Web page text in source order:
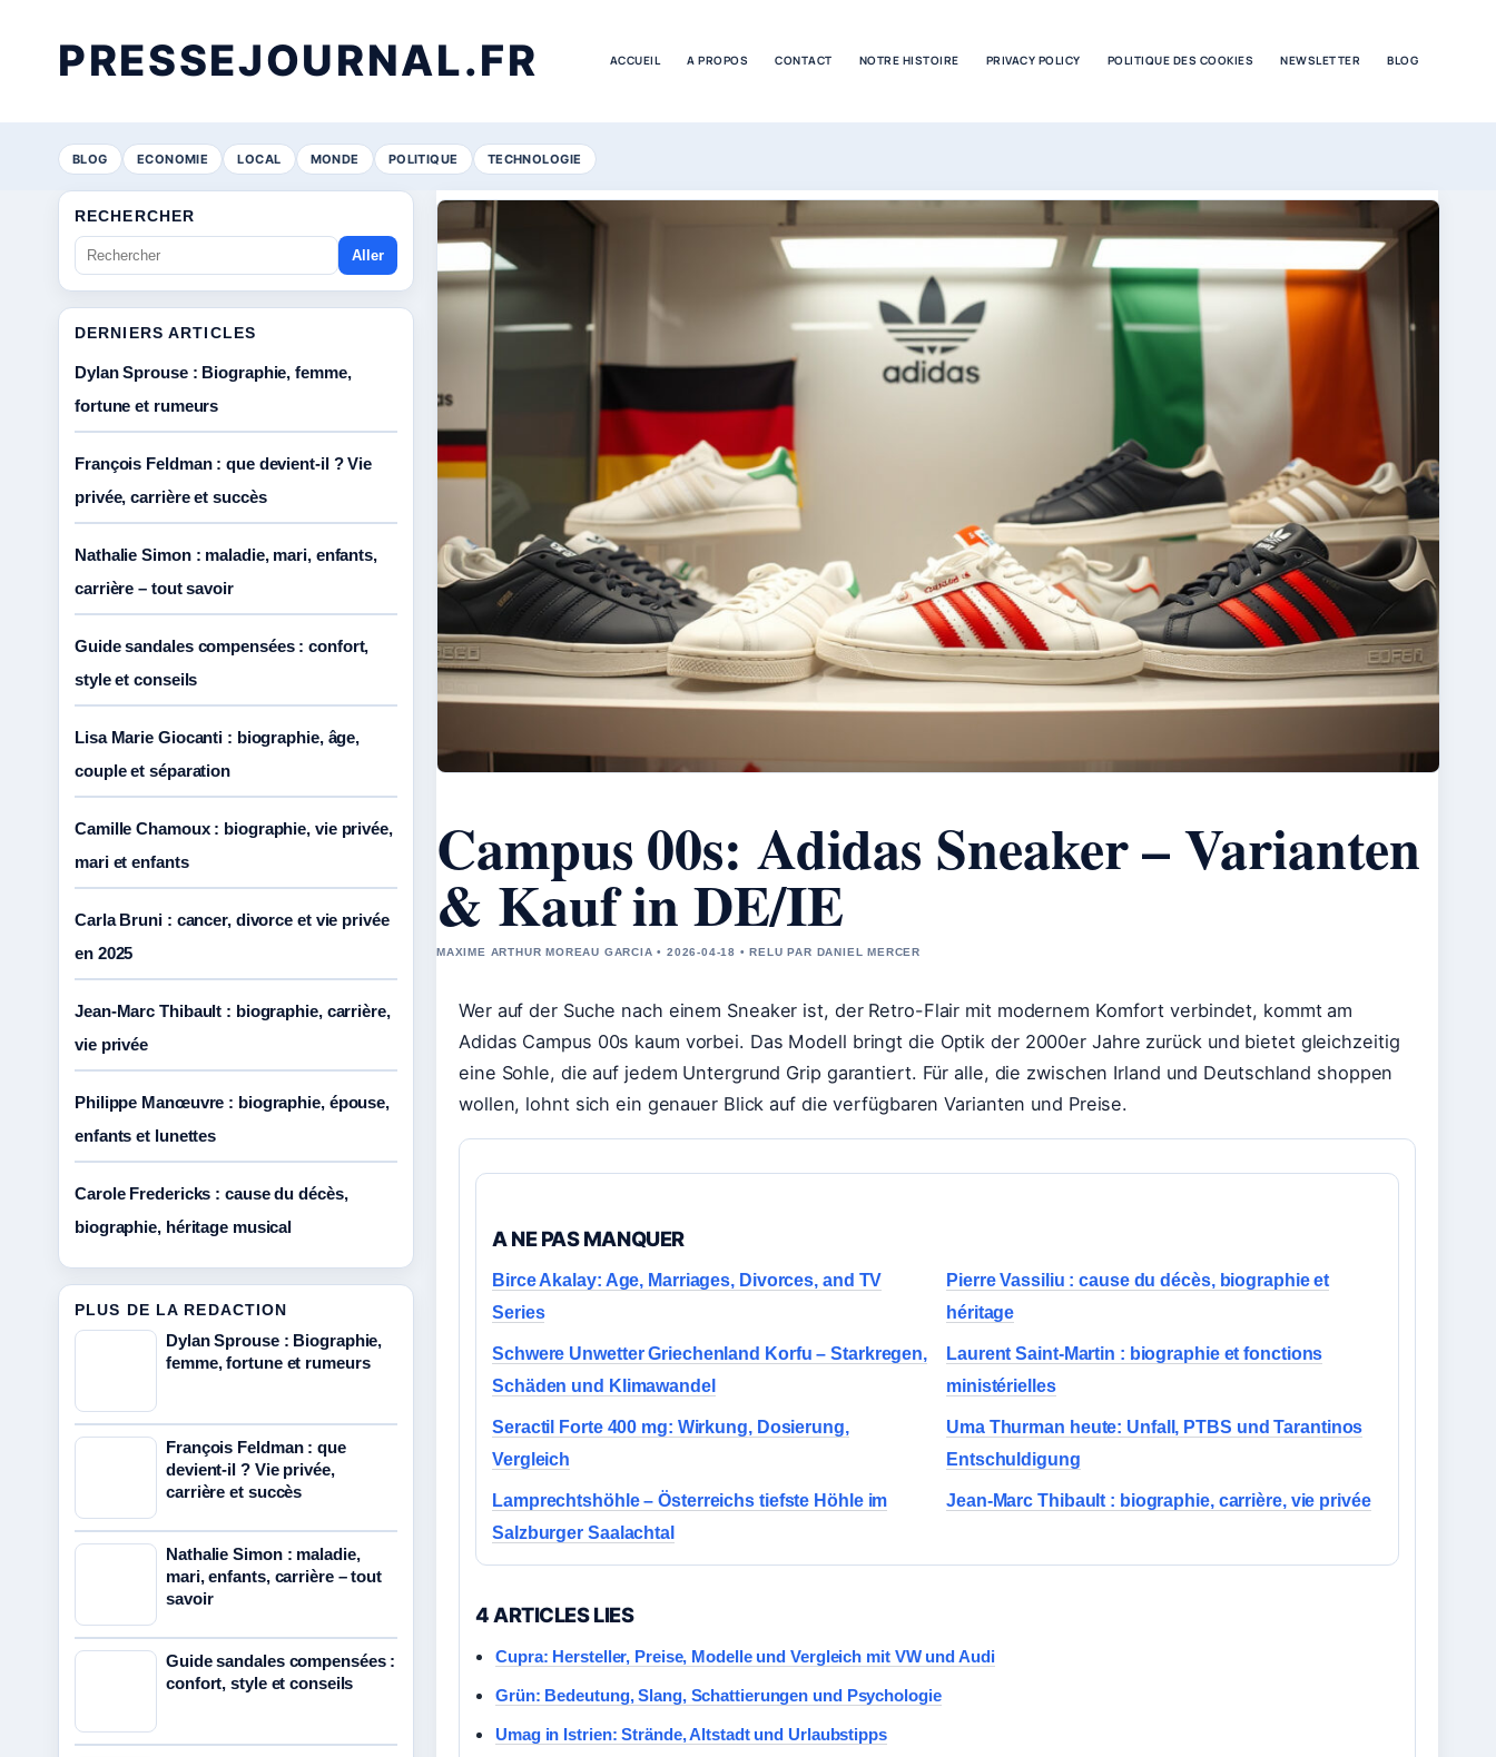
PRESSEJOURNAL.FR ACCUEIL A PROPOS CONTACT NOTRE HISTOIRE PRIVACY POLICY POLITIQUE DES COOKIES NEWSLETTER BLOG
BLOG ECONOMIE LOCAL MONDE POLITIQUE TECHNOLOGIE
Campus 00s: Adidas Sneaker – Varianten
& Kauf in DE/IE
MAXIME ARTHUR MOREAU GARCIA • 2026-04-18 • RELU PAR DANIEL MERCER
Wer auf der Suche nach einem Sneaker ist, der Retro-Flair mit modernem Komfort verbindet, kommt am
Adidas Campus 00s kaum vorbei. Das Modell bringt die Optik der 2000er Jahre zurück und bietet gleichzeitig
eine Sohle, die auf jedem Untergrund Grip garantiert. Für alle, die zwischen Irland und Deutschland shoppen
wollen, lohnt sich ein genauer Blick auf die verfügbaren Varianten und Preise.
A NE PAS MANQUER
Birce Akalay: Age, Marriages, Divorces, and TV
Series
Pierre Vassiliu : cause du décès, biographie et
héritage
Schwere Unwetter Griechenland Korfu – Starkregen,
Schäden und Klimawandel
Laurent Saint-Martin : biographie et fonctions
ministérielles
Seractil Forte 400 mg: Wirkung, Dosierung,
Vergleich
Uma Thurman heute: Unfall, PTBS und Tarantinos
Entschuldigung
Lamprechtshöhle – Österreichs tiefste Höhle im
Salzburger Saalachtal
Jean-Marc Thibault : biographie, carrière, vie privée
4 ARTICLES LIES
Cupra: Hersteller, Preise, Modelle und Vergleich mit VW und Audi
Grün: Bedeutung, Slang, Schattierungen und Psychologie
Umag in Istrien: Strände, Altstadt und Urlaubstipps
RECHERCHER
Aller
DERNIERS ARTICLES
Dylan Sprouse : Biographie, femme,
fortune et rumeurs
François Feldman : que devient-il ? Vie
privée, carrière et succès
Nathalie Simon : maladie, mari, enfants,
carrière – tout savoir
Guide sandales compensées : confort,
style et conseils
Lisa Marie Giocanti : biographie, âge,
couple et séparation
Camille Chamoux : biographie, vie privée,
mari et enfants
Carla Bruni : cancer, divorce et vie privée
en 2025
Jean-Marc Thibault : biographie, carrière,
vie privée
Philippe Manœuvre : biographie, épouse,
enfants et lunettes
Carole Fredericks : cause du décès,
biographie, héritage musical
PLUS DE LA REDACTION
Dylan Sprouse : Biographie,
femme, fortune et rumeurs
François Feldman : que
devient-il ? Vie privée,
carrière et succès
Nathalie Simon : maladie,
mari, enfants, carrière – tout
savoir
Guide sandales compensées :
confort, style et conseils